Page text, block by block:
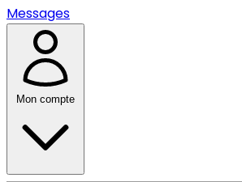
Messages
Mon compte